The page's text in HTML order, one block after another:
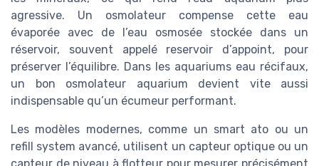
agressive. Un osmolateur compense cette eau
évaporée avec de l’eau osmosée stockée dans un
réservoir, souvent appelé reservoir d’appoint, pour
préserver l’équilibre. Dans les aquariums eau récifaux,
un bon osmolateur aquarium devient vite aussi
indispensable qu’un écumeur performant.
Les modèles modernes, comme un smart ato ou un
refill system avancé, utilisent un capteur optique ou un